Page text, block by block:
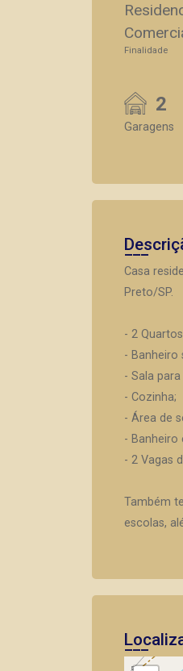
Finalidade
2
Garagens
Casa
Preto/SP.
- 2
- Banheiro
- Sala
- Cozinha;
- Área de
- Banheiro
- 2 Vagas
Também
escolas,